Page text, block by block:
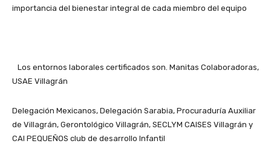
importancia del bienestar integral de cada miembro del equipo
Los entornos laborales certificados son. Manitas Colaboradoras,
USAE Villagrán
Delegación Mexicanos, Delegación Sarabia, Procuraduría Auxiliar
de Villagrán, Gerontológico Villagrán, SECLYM CAISES Villagrán y
CAI PEQUEÑOS club de desarrollo Infantil